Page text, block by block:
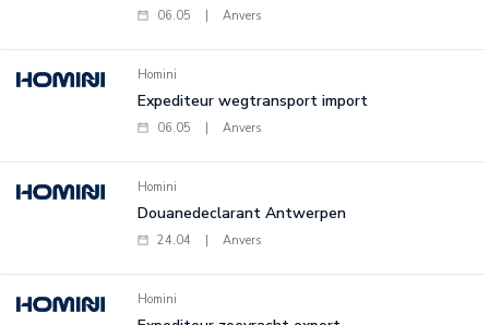
06.05 Anvers
Homini
Expediteur wegtransport import
06.05 Anvers
Homini
Douanedeclarant Antwerpen
24.04 Anvers
Homini